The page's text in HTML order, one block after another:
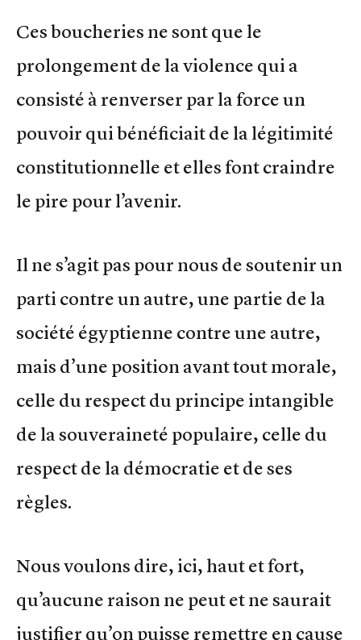
Ces boucheries ne sont que le
prolongement de la violence qui a
consisté à renverser par la force un
pouvoir qui bénéficiait de la légitimité
constitutionnelle et elles font craindre
le pire pour l’avenir.
Il ne s’agit pas pour nous de soutenir un
parti contre un autre, une partie de la
société égyptienne contre une autre,
mais d’une position avant tout morale,
celle du respect du principe intangible
de la souveraineté populaire, celle du
respect de la démocratie et de ses
règles.
Nous voulons dire, ici, haut et fort,
qu’aucune raison ne peut et ne saurait
justifier qu’on puisse remettre en cause